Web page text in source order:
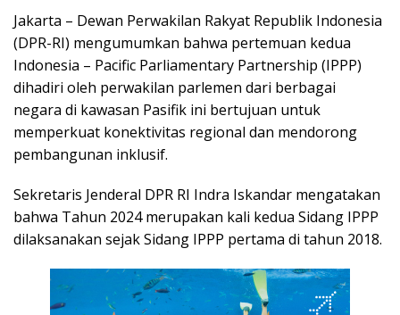
Jakarta – Dewan Perwakilan Rakyat Republik Indonesia
(DPR-RI) mengumumkan bahwa pertemuan kedua
Indonesia – Pacific Parliamentary Partnership (IPPP)
dihadiri oleh perwakilan parlemen dari berbagai
negara di kawasan Pasifik ini bertujuan untuk
memperkuat konektivitas regional dan mendorong
pembangunan inklusif.
Sekretaris Jenderal DPR RI Indra Iskandar mengatakan
bahwa Tahun 2024 merupakan kali kedua Sidang IPPP
dilaksanakan sejak Sidang IPPP pertama di tahun 2018.